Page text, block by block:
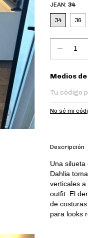
JEAN: 34
34 36
Entregas
Medios
No sé mi
Descripción
Una silueta
Dahlia
verticales
outfit. El
de
para looks